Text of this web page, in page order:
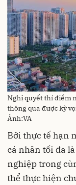
Nghị quyết thí điểm
thông qua được kỳ
Ảnh:VA
Bởi thực tế hạn
cá nhân tối đa
nghiệp trong
thể thực hiện